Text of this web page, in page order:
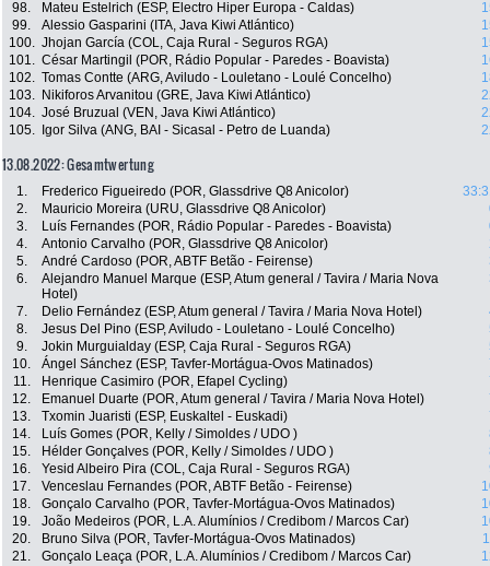
98. Mateu Estelrich (ESP, Electro Hiper Europa - Caldas)
99.
Alessio Gasparini (ITA, Java Kiwi Atlántico)
100. Jhojan García (COL, Caja Rural - Seguros RGA)
101. César Martingil (POR, Rádio Popular - Paredes - Boavista)
102. Tomas Contte (ARG, Aviludo - Louletano - Loulé Concelho)
103.
Nikiforos Arvanitou (GRE, Java Kiwi Atlántico)
104. José Bruzual (VEN, Java Kiwi Atlántico)
105.
Igor Silva (ANG, BAI - Sicasal - Petro de Luanda)
13.08.2022: Gesamtwertung
1. Frederico Figueiredo (POR, Glassdrive Q8 Anicolor)
2.
Mauricio Moreira (URU, Glassdrive Q8 Anicolor)
3.
Luís Fernandes (POR, Rádio Popular - Paredes - Boavista)
4.
Antonio Carvalho (POR, Glassdrive Q8 Anicolor)
5.
André Cardoso (POR, ABTF Betão - Feirense)
6.
Alejandro Manuel Marque (ESP, Atum general / Tavira / Maria Nova
Hotel)
7. Delio Fernández (ESP, Atum general / Tavira / Maria Nova Hotel)
8.
Jesus Del Pino (ESP, Aviludo - Louletano - Loulé Concelho)
9.
Jokin Murguialday (ESP, Caja Rural - Seguros RGA)
10.
Ángel Sánchez (ESP, Tavfer-Mortágua-Ovos Matinados)
11.
Henrique Casimiro (POR, Efapel Cycling)
12.
Emanuel Duarte (POR, Atum general / Tavira / Maria Nova Hotel)
13.
Txomin Juaristi (ESP, Euskaltel - Euskadi)
14.
Luís Gomes (POR, Kelly / Simoldes / UDO )
15.
Hélder Gonçalves (POR, Kelly / Simoldes / UDO )
16.
Yesid Albeiro Pira (COL, Caja Rural - Seguros RGA)
17.
Venceslau Fernandes (POR, ABTF Betão - Feirense)
18.
Gonçalo Carvalho (POR, Tavfer-Mortágua-Ovos Matinados)
19.
João Medeiros (POR, L.A. Alumínios / Credibom / Marcos Car)
20.
Bruno Silva (POR, Tavfer-Mortágua-Ovos Matinados)
21.
Gonçalo Leaça (POR, L.A. Alumínios / Credibom / Marcos Car)